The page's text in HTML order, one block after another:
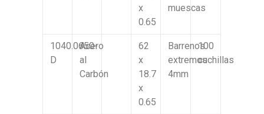
x
0.65
muescas
1040.0650-
D
Acero
al
Carbón
62
x
18.7
x
0.65
Barrenos
extremos
4mm
100
cuchillas